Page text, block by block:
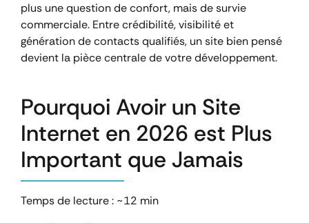
plus une question de confort, mais de survie
commerciale. Entre crédibilité, visibilité et
génération de contacts qualifiés, un site bien pensé
devient la pièce centrale de votre développement.
Pourquoi Avoir un Site
Internet en 2026 est Plus
Important que Jamais
Temps de lecture : ~12 min